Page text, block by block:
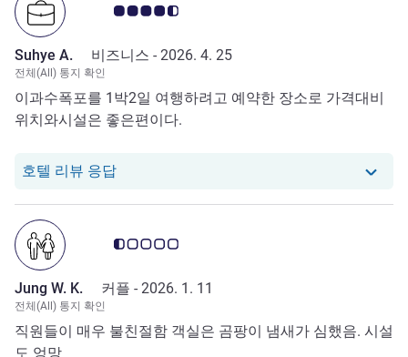
고객 평점 4.5/5
Suhye A. 비즈니스 - 2026. 4. 25
전체(All) 통지 확인
이과수폭포를 1박2일 여행하려고 예약한 장소로 가격대비
위치와시설은 좋은편이다.
호텔 리뷰 응답당 호텔에서는 Suhye A.로부터의 리뷰에 응
고객 평점 0.5/5
Jung W. K. 커플 - 2026. 1. 11
전체(All) 통지 확인
직원들이 매우 불친절함 객실은 곰팡이 냄새가 심했음. 시설
도 엉망